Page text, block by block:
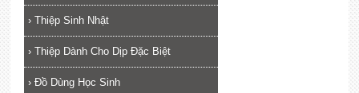
› Thiệp Sinh Nhật
› Thiệp Dành Cho Dịp Đặc Biệt
› Đồ Dùng Học Sinh